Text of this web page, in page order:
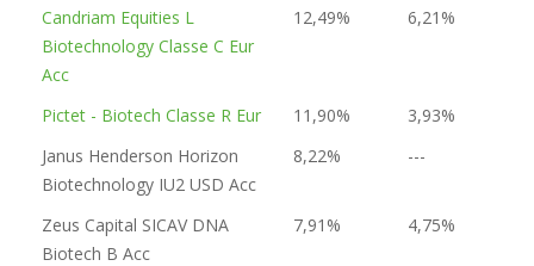
Candriam Equities L
Biotechnology Classe C Eur
Acc
12,49% 6,21%
Pictet - Biotech Classe R Eur 11,90%
3,93%
Janus Henderson Horizon
Biotechnology IU2 USD Acc
8,22% ---
Zeus Capital SICAV DNA
Biotech B Acc
7,91% 4,75%